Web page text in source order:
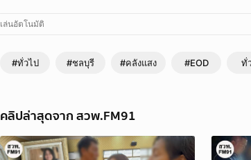
เล่นอัตโนมัติ
#ทั่วไป #ชลบุรี #คลังแสง #EOD ทั่
คลิปล่าสุดจาก สวพ.FM91